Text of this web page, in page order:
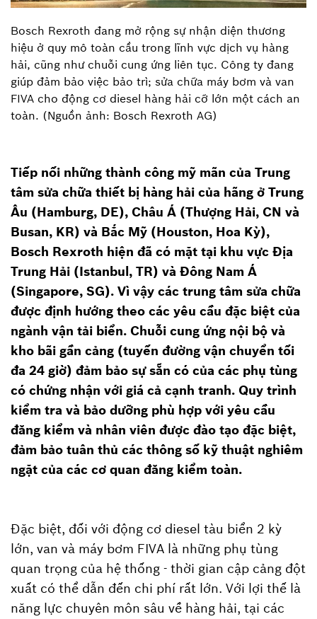
Bosch Rexroth đang mở rộng sự nhận diện thương
hiệu ở quy mô toàn cầu trong lĩnh vực dịch vụ hàng
hải, cũng như chuỗi cung ứng liên tục. Công ty đang
giúp đảm bảo việc bảo trì; sửa chữa máy bơm và van
FIVA cho động cơ diesel hàng hải cỡ lớn một cách an
toàn. (Nguồn ảnh: Bosch Rexroth AG)
Tiếp nối những thành công mỹ mãn của Trung
tâm sửa chữa thiết bị hàng hải của hãng ở Trung
Âu (Hamburg, DE), Châu Á (Thượng Hải, CN và
Busan, KR) và Bắc Mỹ (Houston, Hoa Kỳ),
Bosch Rexroth hiện đã có mặt tại khu vực Địa
Trung Hải (Istanbul, TR) và Đông Nam Á
(Singapore, SG). Vì vậy các trung tâm sửa chữa
được định hướng theo các yêu cầu đặc biệt của
ngành vận tải biển. Chuỗi cung ứng nội bộ và
kho bãi gần cảng (tuyến đường vận chuyển tối
đa 24 giờ) đảm bảo sự sẵn có của các phụ tùng
có chứng nhận với giá cả cạnh tranh. Quy trình
kiểm tra và bảo dưỡng phù hợp với yêu cầu
đăng kiểm và nhân viên được đào tạo đặc biệt,
đảm bảo tuân thủ các thông số kỹ thuật nghiêm
ngặt của các cơ quan đăng kiểm toàn.
Đặc biệt, đối với động cơ diesel tàu biển 2 kỳ
lớn, van và máy bơm FIVA là những phụ tùng
quan trọng của hệ thống - thời gian cập cảng đột
xuất có thể dẫn đến chi phí rất lớn. Với lợi thế là
năng lực chuyên môn sâu về hàng hải, tại các